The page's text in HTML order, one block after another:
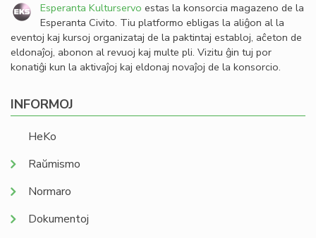
Esperanta Kulturservo estas la konsorcia magazeno de la
Esperanta Civito. Tiu platformo ebligas la aliĝon al la
eventoj kaj kursoj organizataj de la paktintaj establoj, aĉeton de
eldonaĵoj, abonon al revuoj kaj multe pli. Vizitu ĝin tuj por
konatiĝi kun la aktivaĵoj kaj eldonaj novaĵoj de la konsorcio.
INFORMOJ
HeKo
Raŭmismo
Normaro
Dokumentoj